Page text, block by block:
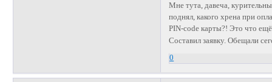
Мне тута, давеча,
поднял, какого хрена при
PIN-code карты?! Это что
Составил заявку. Обещали
0